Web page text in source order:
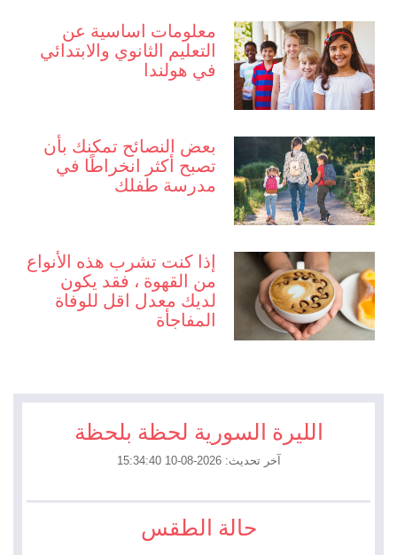
معلومات اساسية عن
التعليم الثانوي والابتدائي
في هولندا
بعض النصائح تمكنك بأن
تصبح أكثر انخراطًا في
مدرسة طفلك
إذا كنت تشرب هذه الأنواع
من القهوة ، فقد يكون
لديك معدل اقل للوفاة
المفاجأة
الليرة السورية لحظة بلحظة
آخر تحديث: 2026-08-10 15:34:40
حالة الطقس